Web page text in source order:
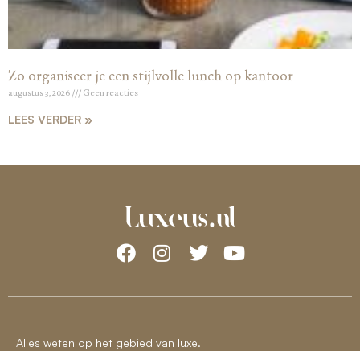
Zo organiseer je een stijlvolle lunch op kantoor
augustus 3, 2026 Geen reacties
LEES VERDER »
Alles weten op het gebied van luxe.